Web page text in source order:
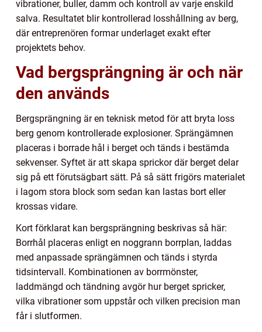
vibrationer, buller, damm och kontroll av varje enskild
salva. Resultatet blir kontrollerad losshållning av berg,
där entreprenören formar underlaget exakt efter
projektets behov.
Vad bergsprängning är och när
den används
Bergsprängning är en teknisk metod för att bryta loss
berg genom kontrollerade explosioner. Sprängämnen
placeras i borrade hål i berget och tänds i bestämda
sekvenser. Syftet är att skapa sprickor där berget delar
sig på ett förutsägbart sätt. På så sätt frigörs materialet
i lagom stora block som sedan kan lastas bort eller
krossas vidare.
Kort förklarat kan bergsprängning beskrivas så här:
Borrhål placeras enligt en noggrann borrplan, laddas
med anpassade sprängämnen och tänds i styrda
tidsintervall. Kombinationen av borrmönster,
laddmängd och tändning avgör hur berget spricker,
vilka vibrationer som uppstår och vilken precision man
får i slutformen.